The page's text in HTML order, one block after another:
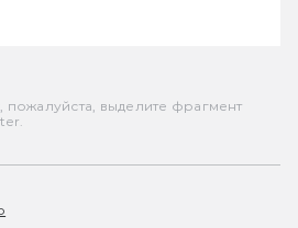
пожалуйста, выделите фрагмент